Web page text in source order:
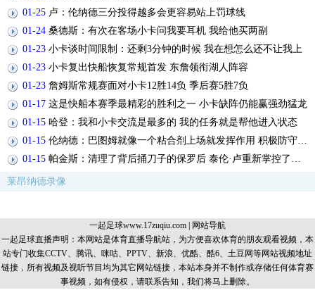
01-25 卢：伦纳德三分投得越多会更容易站上罚球线
01-24 桑德斯：有次在客场小卡问我要耳机 我给他买两副
01-23 小卡谈时间限制：还剩3分钟的时候 我在想怎么还不让我上
01-23 小卡复出快船恢复常规首发 东詹领衔湖人阵容
01-23 詹姆斯常规赛面对小卡12胜14负 季后赛5胜7负
01-17 这是快船本赛季最精彩的胜利之一 小卡缺阵仍能赢强劲猛龙
01-15 哈登：我和小卡交流是最多的 我的任务就是帮他进入状态
01-15 伦纳德：巴图姆就像一个粘合剂上场就发挥作用 积极防守充满活力
01-15 帕金斯：清理了背后捅刀子的保罗后 泰伦·卢重新掌控了更衣室
莱昂纳德录像
一起足球www.17zuqiu.com | 网站导航
一起足球直播声明：本网站是体育直播导航站，为方便喜欢体育的朋友观看视频，本
站专门收集CCTV、腾讯、咪咕、PPTV、新浪、优酷、酷6、土豆网等网站视频地址
链接，所有视频及视听节目均为其它网站链接，本站本身并不制作或存储任何体育赛
事视频，如有侵权，请联系告知，我们将马上删除。